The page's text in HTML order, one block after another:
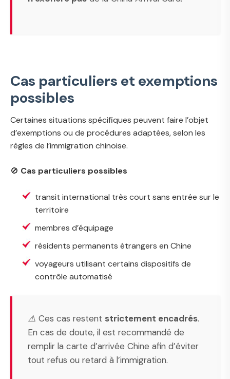
Cas particuliers et exemptions
possibles
Certaines situations spécifiques peuvent faire l’objet
d’exemptions ou de procédures adaptées, selon les
règles de l’immigration chinoise.
🚫 Cas particuliers possibles
transit international très court sans entrée sur le
territoire
membres d’équipage
résidents permanents étrangers en Chine
voyageurs utilisant certains dispositifs de
contrôle automatisé
⚠️ Ces cas restent strictement encadrés.
En cas de doute, il est recommandé de
remplir la carte d’arrivée Chine afin d’éviter
tout refus ou retard à l’immigration.